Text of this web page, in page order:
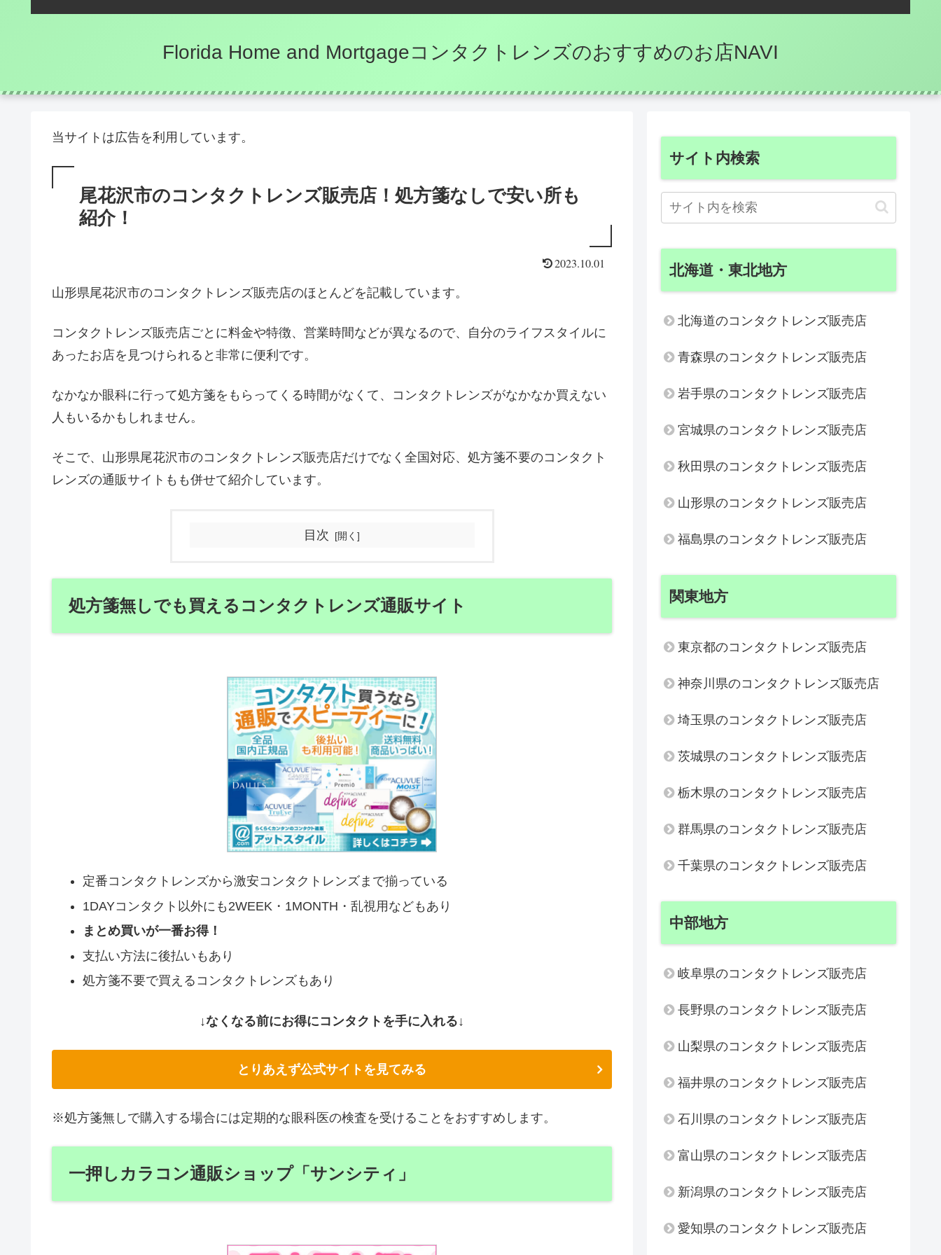
Florida Home and Mortgageコンタクトレンズのおすすめのお店NAVI
当サイトは広告を利用しています。
尾花沢市のコンタクトレンズ販売店！処方箋なしで安い所も
紹介！
2023.10.01
山形県尾花沢市のコンタクトレンズ販売店のほとんどを記載しています。
コンタクトレンズ販売店ごとに料金や特徴、営業時間などが異なるので、自分のライフスタイルに
あったお店を見つけられると非常に便利です。
なかなか眼科に行って処方箋をもらってくる時間がなくて、コンタクトレンズがなかなか買えない
人もいるかもしれません。
そこで、山形県尾花沢市のコンタクトレンズ販売店だけでなく全国対応、処方箋不要のコンタクト
レンズの通販サイトもも併せて紹介しています。
目次
処方箋無しでも買えるコンタクトレンズ通販サイト
定番コンタクトレンズから激安コンタクトレンズまで揃っている
1DAYコンタクト以外にも2WEEK・1MONTH・乱視用などもあり
まとめ買いが一番お得！
支払い方法に後払いもあり
処方箋不要で買えるコンタクトレンズもあり
↓なくなる前にお得にコンタクトを手に入れる↓
とりあえず公式サイトを見てみる
※処方箋無しで購入する場合には定期的な眼科医の検査を受けることをおすすめします。
一押しカラコン通販ショップ「サンシティ」
サイト内検索
北海道・東北地方
北海道のコンタクトレンズ販売店
青森県のコンタクトレンズ販売店
岩手県のコンタクトレンズ販売店
宮城県のコンタクトレンズ販売店
秋田県のコンタクトレンズ販売店
山形県のコンタクトレンズ販売店
福島県のコンタクトレンズ販売店
関東地方
東京都のコンタクトレンズ販売店
神奈川県のコンタクトレンズ販売店
埼玉県のコンタクトレンズ販売店
茨城県のコンタクトレンズ販売店
栃木県のコンタクトレンズ販売店
群馬県のコンタクトレンズ販売店
千葉県のコンタクトレンズ販売店
中部地方
岐阜県のコンタクトレンズ販売店
長野県のコンタクトレンズ販売店
山梨県のコンタクトレンズ販売店
福井県のコンタクトレンズ販売店
石川県のコンタクトレンズ販売店
富山県のコンタクトレンズ販売店
新潟県のコンタクトレンズ販売店
愛知県のコンタクトレンズ販売店